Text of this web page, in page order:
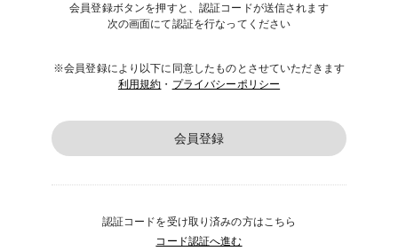
会員登録ボタンを押すと、認証コードが送信されます
次の画面にて認証を行なってください
※会員登録により以下に同意したものとさせていただきます
利用規約 ・ プライバシーポリシー
会員登録
認証コードを受け取り済みの方はこちら
コード認証へ進む